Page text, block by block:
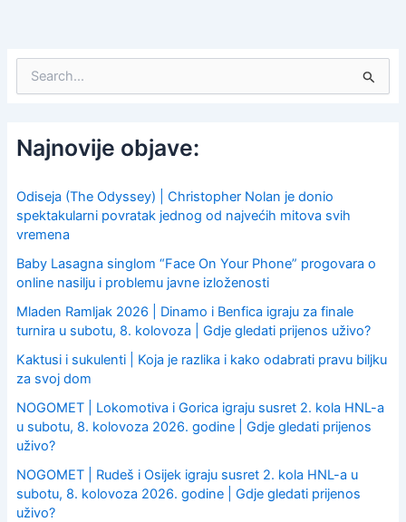
c
h
o
r
:
Najnovije objave:
Odiseja (The Odyssey) | Christopher Nolan je donio
spektakularni povratak jednog od najvećih mitova svih
vremena
Baby Lasagna singlom “Face On Your Phone” progovara o
online nasilju i problemu javne izloženosti
Mladen Ramljak 2026 | Dinamo i Benfica igraju za finale
turnira u subotu, 8. kolovoza | Gdje gledati prijenos uživo?
Kaktusi i sukulenti | Koja je razlika i kako odabrati pravu biljku
za svoj dom
NOGOMET | Lokomotiva i Gorica igraju susret 2. kola HNL-a
u subotu, 8. kolovoza 2026. godine | Gdje gledati prijenos
uživo?
NOGOMET | Rudeš i Osijek igraju susret 2. kola HNL-a u
subotu, 8. kolovoza 2026. godine | Gdje gledati prijenos
uživo?